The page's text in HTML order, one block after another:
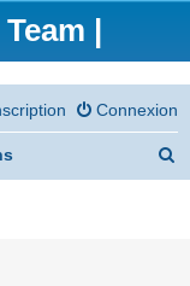
|
Connexion